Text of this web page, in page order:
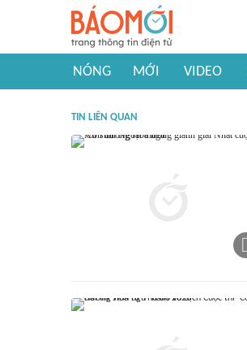
NÓNG MỚI VIDEO
TIN LIÊN QUAN